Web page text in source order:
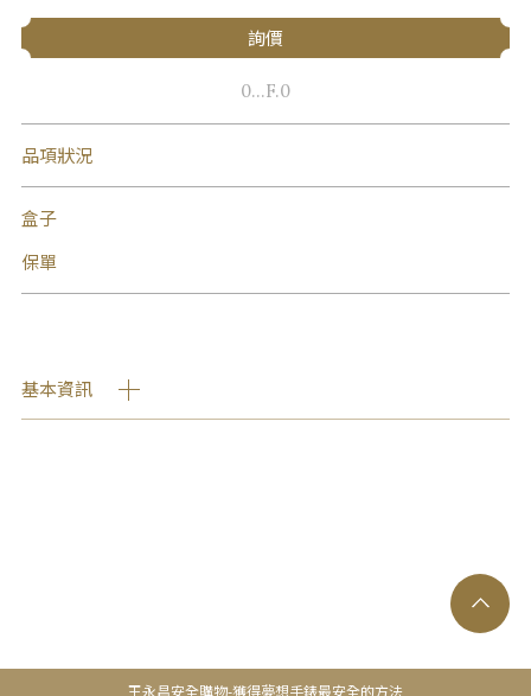
詢價
0...F.0
品項狀況
盒子
保單
基本資訊
王永昌安全購物-獲得夢想手錶最安全的方法